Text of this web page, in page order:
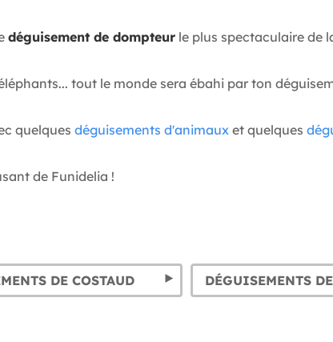
déguisement de dompteur le plus spectaculaire de
tout le monde sera ébahi par ton
quelques déguisements d'animaux et quelques
de Funidelia !
DE COSTAUD DÉGUISEMENTS